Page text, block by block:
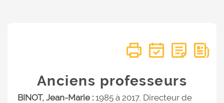
Anciens professeurs
BINOT, Jean-Marie : 1985 à 2017, Directeur de